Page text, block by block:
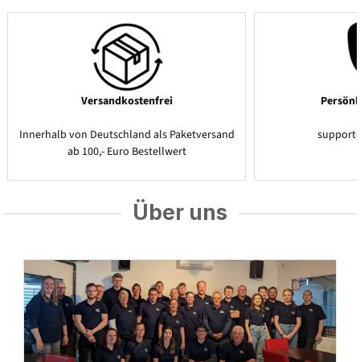
Versandkostenfrei
Innerhalb von Deutschland als Paketversand
ab 100,- Euro Bestellwert
Über uns